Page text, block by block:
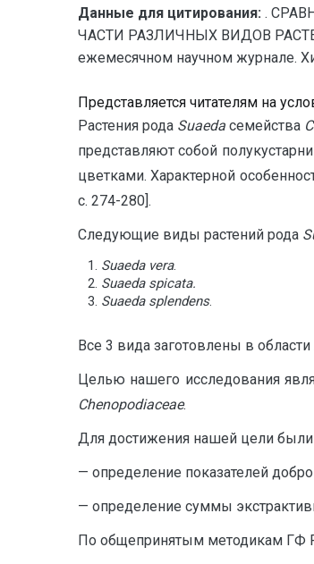
Данные для цитирования: .
ЧАСТИ РАЗЛИЧНЫХ ВИДОВ
ежемесячном научном журнале.
Представляется читателям на
Растения рода Suaeda семейства
представляют собой
цветками. Характерной
с. 274-280].
Cледующие виды растений рода
Suaeda vera.
Suaeda spicata.
Suaeda splendens.
Все 3 вида заготовлены в
Целью нашего исследования
Chenopodiaceae.
Для достижения нашей цели
— определение показателей
— определение суммы
По общепринятым методикам ГФ